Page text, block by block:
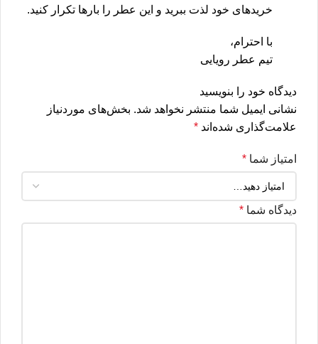
خریدهای خود لذت ببرید و این عطر را بارها تکرار کنید.
با احترام،
تیم عطر رویایی
دیدگاه خود را بنویسید
نشانی ایمیل شما منتشر نخواهد شد. بخش‌های موردنیاز
علامت‌گذاری شده‌اند *
امتیاز شما *
دیدگاه شما *